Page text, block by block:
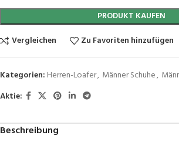
PRODUKT KAUFEN
Vergleichen
Zu Favoriten hinzufügen
Kategorien: Herren-Loafer, Männer Schuhe,
Aktie:
Beschreibung